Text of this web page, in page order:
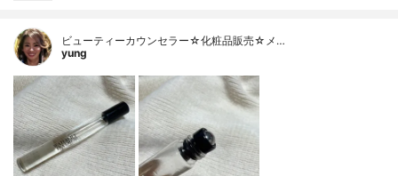
ビューティーカウンセラー☆化粧品販売☆メ…
yung